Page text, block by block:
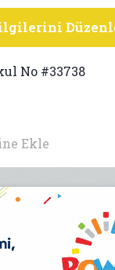
No #33738
Ekle